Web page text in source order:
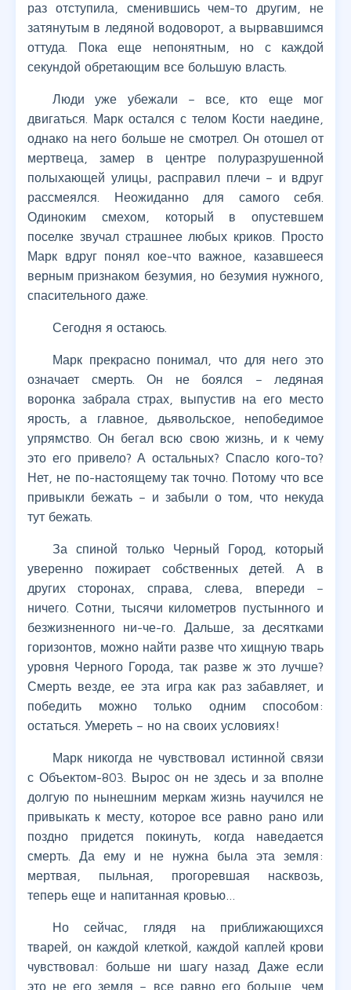
раз отступила, сменившись чем-то другим, не
затянутым в ледяной водоворот, а вырвавшимся
оттуда. Пока еще непонятным, но с каждой
секундой обретающим все большую власть.
Люди уже убежали – все, кто еще мог
двигаться. Марк остался с телом Кости наедине,
однако на него больше не смотрел. Он отошел от
мертвеца, замер в центре полуразрушенной
полыхающей улицы, расправил плечи – и вдруг
рассмеялся. Неожиданно для самого себя.
Одиноким смехом, который в опустевшем
поселке звучал страшнее любых криков. Просто
Марк вдруг понял кое-что важное, казавшееся
верным признаком безумия, но безумия нужного,
спасительного даже.
Сегодня я остаюсь.
Марк прекрасно понимал, что для него это
означает смерть. Он не боялся – ледяная
воронка забрала страх, выпустив на его место
ярость, а главное, дьявольское, непобедимое
упрямство. Он бегал всю свою жизнь, и к чему
это его привело? А остальных? Спасло кого-то?
Нет, не по-настоящему так точно. Потому что все
привыкли бежать – и забыли о том, что некуда
тут бежать.
За спиной только Черный Город, который
уверенно пожирает собственных детей. А в
других сторонах, справа, слева, впереди –
ничего. Сотни, тысячи километров пустынного и
безжизненного ни-че-го. Дальше, за десятками
горизонтов, можно найти разве что хищную тварь
уровня Черного Города, так разве ж это лучше?
Смерть везде, ее эта игра как раз забавляет, и
победить можно только одним способом:
остаться. Умереть – но на своих условиях!
Марк никогда не чувствовал истинной связи
с Объектом-803. Вырос он не здесь и за вполне
долгую по нынешним меркам жизнь научился не
привыкать к месту, которое все равно рано или
поздно придется покинуть, когда наведается
смерть. Да ему и не нужна была эта земля:
мертвая, пыльная, прогоревшая насквозь,
теперь еще и напитанная кровью…
Но сейчас, глядя на приближающихся
тварей, он каждой клеткой, каждой каплей крови
чувствовал: больше ни шагу назад. Даже если
это не его земля – все равно его больше, чем